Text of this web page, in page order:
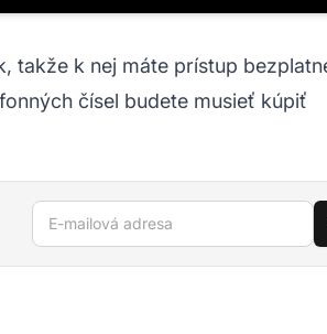
takže k nej máte prístup
čísel budete musieť kúpiť
E-mailová adresa